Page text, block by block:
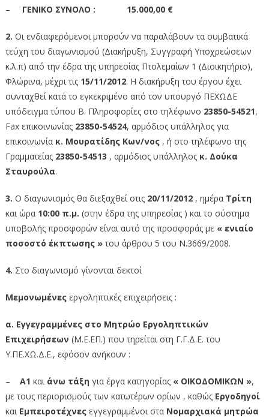
– ΓΕΝΙΚΟ ΣΥΝΟΛΟ : 15.000,00 €
2. Οι ενδιαφερόμενοι μπορούν να παραλάβουν τα συμβατικά
τεύχη του διαγωνισμού (Διακήρυξη, Συγγραφή Υποχρεώσεων
κ.λ.π) από την έδρα της υπηρεσίας Πτολεμαίων 1 (Διοικητήριο),
Φλώρινα, μέχρι τις 15/11/2012. Η διακήρυξη του έργου έχει
συνταχθεί κατά το εγκεκριμένο από τον υπουργό ΠΕΧΩΔΕ
υπόδειγμα τύπου Β. Πληροφορίες στο τηλέφωνο 23850-54521,
Fax επικοινωνίας 23850-54524, αρμόδιος υπάλληλος για
επικοινωνία κ. Μουρατίδης Κων/νος, ή στο τηλέφωνο της
Γραμματείας 23850-54513 , αρμόδιος υπάλληλος κ. Δούκα
Σταυρούλα.
3. Ο διαγωνισμός θα διεξαχθεί στις 20/11/2012 , ημέρα Τρίτη
και ώρα 10:00 π.μ. (στην έδρα της υπηρεσίας ) και το σύστημα
υποβολής προσφορών είναι αυτό της προσφοράς με « ενιαίο
ποσοστό έκπτωσης »του άρθρου 5 του Ν.3669/2008.
4. Στο διαγωνισμό γίνονται δεκτοί
Μεμονωμένεςεργοληπτικές επιχειρήσεις :
α. Εγγεγραμμένες στο Μητρώο Εργοληπτικών
Επιχειρήσεων (Μ.Ε.ΕΠ.) που τηρείται στη Γ.Γ.Δ.Ε. του
Υ.ΠΕ.ΧΩ.Δ.Ε., εφόσον ανήκουν :
– Α1 και άνω τάξηγια έργα κατηγορίας « ΟΙΚΟΔΟΜΙΚΩΝ »,
με τους περιορισμούς των κατωτέρων ορίων , καθώς Εργοδηγοί
και Εμπειροτέχνεςεγγεγραμμένοι στα Νομαρχιακά μητρώα